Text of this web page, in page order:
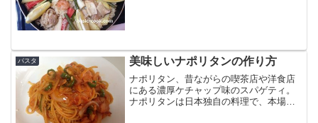
パスタ 美味しいナポリタンの作り方
ナポリタン、昔ながらの喫茶店や洋食店
にある濃厚ケチャップ味のスパゲティ。
ナポリタンは日本独自の料理で、本場イ